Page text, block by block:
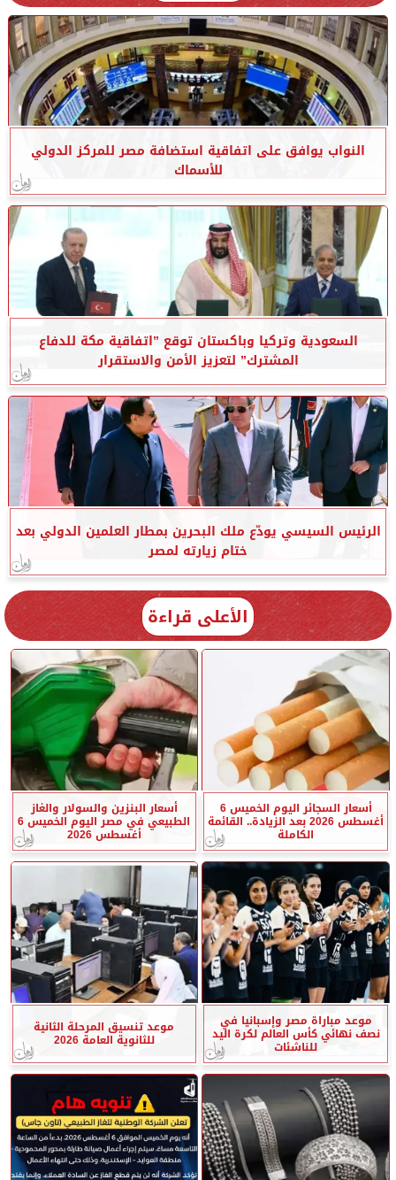
النواب يوافق على اتفاقية استضافة مصر للمركز الدولي
للأسماك
السعودية وتركيا وباكستان توقع ”اتفاقية مكة للدفاع
المشترك” لتعزيز الأمن والاستقرار
الرئيس السيسي يودّع ملك البحرين بمطار العلمين الدولي بعد
ختام زيارته لمصر
الأعلى قراءة
أسعار السجائر اليوم الخميس 6
أغسطس 2026 بعد الزيادة.. القائمة
الكاملة
أسعار البنزين والسولار والغاز
الطبيعي في مصر اليوم الخميس 6
أغسطس 2026
موعد مباراة مصر وإسبانيا في
نصف نهائي كأس العالم لكرة اليد
للناشئات
موعد تنسيق المرحلة الثانية
للثانوية العامة 2026